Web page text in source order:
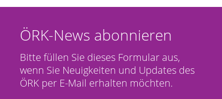
ÖRK-News abonnieren
Bitte füllen Sie dieses Formular aus,
wenn Sie Neuigkeiten und Updates des
ÖRK per E-Mail erhalten möchten.